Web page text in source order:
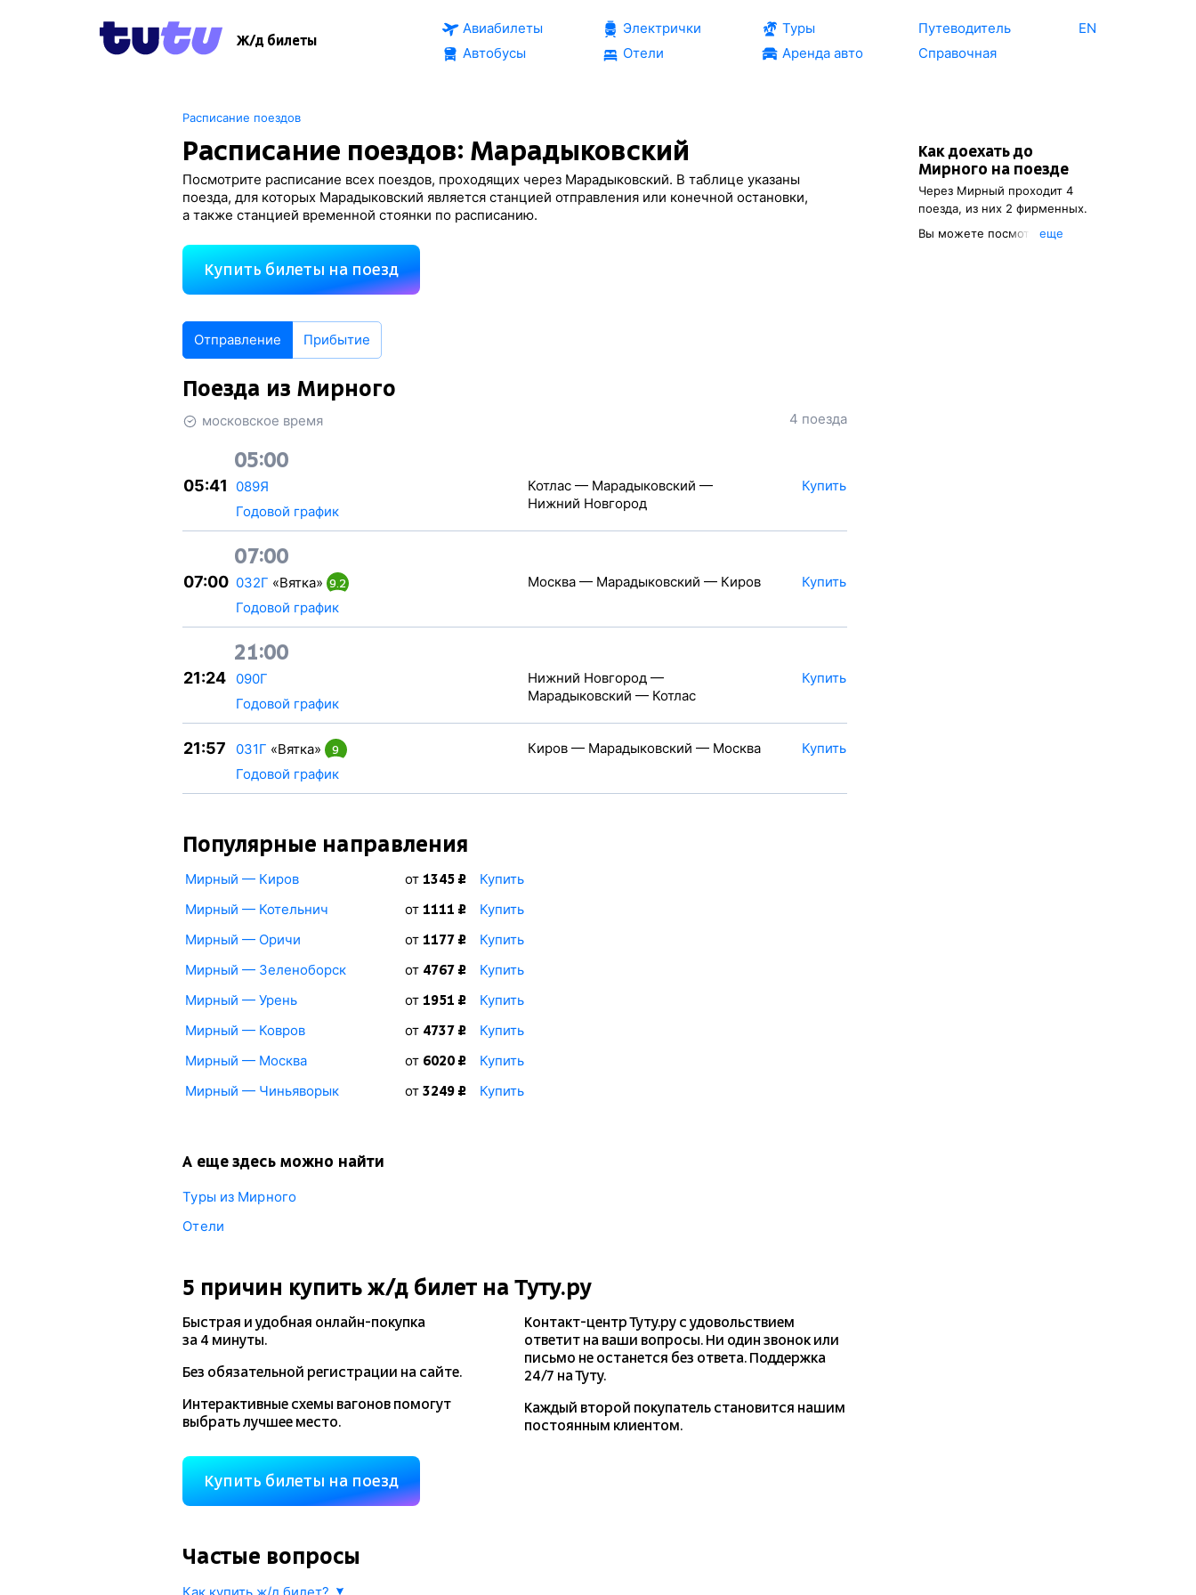
Ж/д билеты
Авиабилеты
Автобусы
Электрички
Отели
Туры
Аренда авто
Путеводитель
Справочная
EN
Расписание поездов
Расписание поездов: Марадыковский
Посмотрите расписание всех поездов, проходящих через Марадыковский. В таблице указаны
поезда, для которых Марадыковский является станцией отправления или конечной остановки,
а также станцией временной стоянки по расписанию.
Купить билеты на поезд
Отправление Прибытие
Поезда из Мирного
московское время 4 поезда
05:00
05:41 089Я
Котлас — Марадыковский —
Нижний Новгород
Годовой график
Купить
07:00
07:00 032Г «Вятка» 9.2
Москва — Марадыковский — Киров
Годовой график
Купить
21:00
21:24 090Г
Нижний Новгород —
Марадыковский — Котлас
Годовой график
Купить
21:57 031Г «Вятка» 9
Киров — Марадыковский — Москва
Годовой график
Купить
Популярные направления
Мирный — Киров от 1345 ₽
Купить
Мирный — Котельнич
от 1111 ₽
Купить
Мирный — Оричи
от 1177 ₽
Купить
Мирный — Зеленоборск
от 4767 ₽
Купить
Мирный — Урень
от 1951 ₽
Купить
Мирный — Ковров
от 4737 ₽
Купить
Мирный — Москва
от 6020 ₽
Купить
Мирный — Чиньяворык
от3249 ₽ Купить
А еще здесь можно найти
Туры из Мирного
Отели
5 причин купитьж/д билет на Туту.ру
Быстрая и удобная онлайн-покупка
за 4 минуты.
Без обязательной регистрации на сайте.
Интерактивные схемы вагонов помогут
выбрать лучшее место.
Контакт-центр Туту.ру с удовольствием
ответит на ваши вопросы. Ни один звонок или
письмо не останется без ответа. Поддержка
24/7 на Туту.
Каждый второй покупатель становится нашим
постоянным клиентом.
Купить билеты на поезд
Частые вопросы
Как доехать до
Мирного на поезде
Через Мирный проходит 4
поезда, из них 2 фирменных.
Вы можете посмотреть
eще